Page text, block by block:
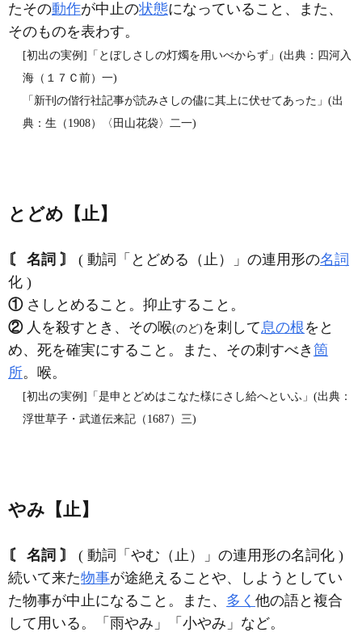
たその動作が中止の状態になっていること、また、
そのものを表わす。
[初出の実例]「とぼしさしの灯燭を用いべからず」(出典：四河入
海（１７Ｃ前）一)
「新刊の偕行社記事が読みさしの儘に其上に伏せてあった」(出
典：生（1908）〈田山花袋〉二一)
とどめ【止】
〘 名詞 〙 ( 動詞「とどめる（止）」の連用形の名詞
化 )
①さしとめること。抑止すること。
②人を殺すとき、その喉(のど)を刺して息の根をと
め、死を確実にすること。また、その刺すべき 箇
所。喉。
[初出の実例]「是申とどめはこなた様にさし給へといふ」(出典：
浮世草子・武道伝来記（1687）三)
やみ【止】
〘 名詞 〙
( 動詞「やむ（止）」の連用形の名詞化 )
続いて来た物事が途絶えることや、しようとしてい
た物事が中止になること。また、 多く 他の語と複合
して用いる。「雨やみ」「小やみ」など。